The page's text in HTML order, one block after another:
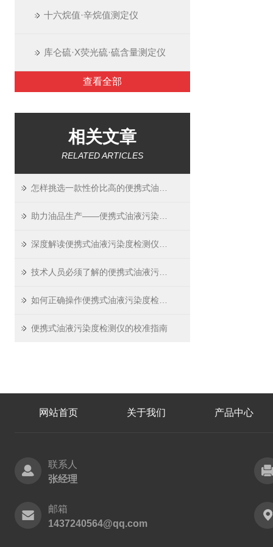
十六烷值·辛烷值测定仪
库仑硫·X荧光硫·硫含量测定仪
查看全部
相关文章
RELATED ARTICLES
便携式油液污染度检测仪的校准指南
网站首页 关于我们 产品中心
联系人
张经理
邮箱
1437240564@qq.com